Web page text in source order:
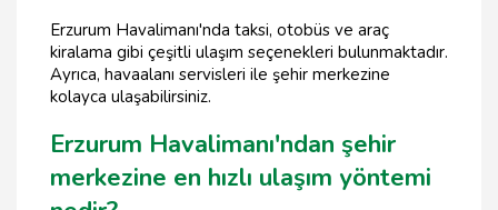
Erzurum Havalimanı'nda taksi, otobüs ve araç
kiralama gibi çeşitli ulaşım seçenekleri bulunmaktadır.
Ayrıca, havaalanı servisleri ile şehir merkezine
kolayca ulaşabilirsiniz.
Erzurum Havalimanı'ndan şehir
merkezine en hızlı ulaşım yöntemi